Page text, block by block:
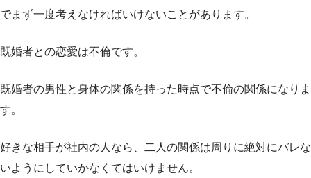
でまず一度考えなければいけないことがあります。
既婚者との恋愛は不倫です。
既婚者の男性と身体の関係を持った時点で不倫の関係になりま
す。
好きな相手が社内の人なら、二人の関係は周りに絶対にバレな
いようにしていかなくてはいけません。